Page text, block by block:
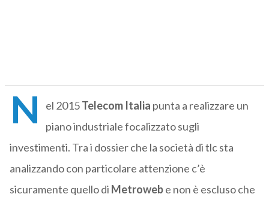
N el 2015Telecom Italia punta a realizzare un
piano industriale focalizzato sugli
investimenti. Tra i dossier che la società di tlc sta
analizzando con particolare attenzione c’è
sicuramente quello di Metrowebe non è escluso che